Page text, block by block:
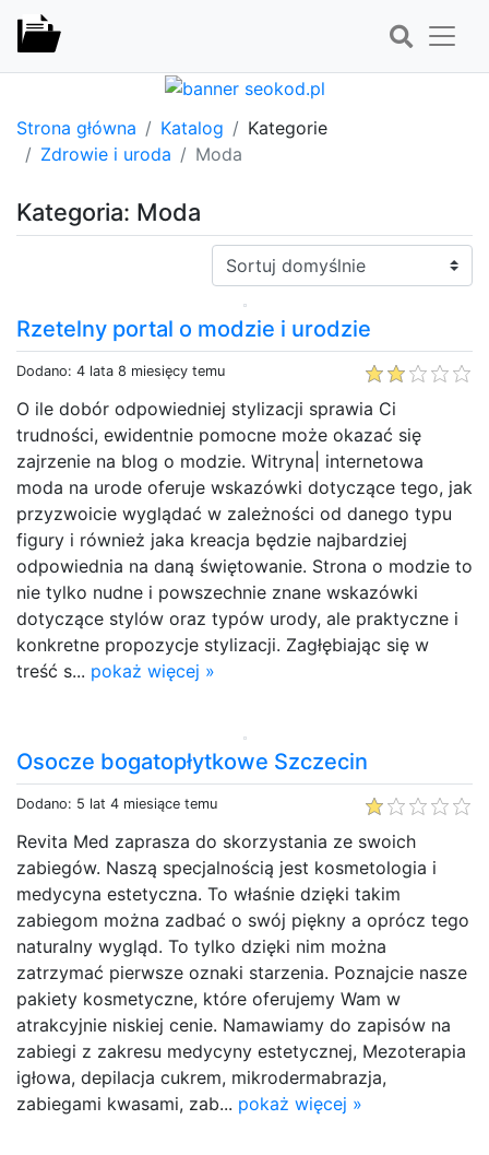
Strona główna Katalog
Kategorie
Zdrowie i uroda
Moda
Kategoria: Moda
Sortuj:
Rzetelny portal o modzie i urodzie
Dodano: 4 lata 8 miesięcy temu
O ile dobór odpowiedniej stylizacji sprawia Ci
trudności, ewidentnie pomocne może okazać się
zajrzenie na blog o modzie. Witryna| internetowa
moda na urode oferuje wskazówki dotyczące tego, jak
przyzwoicie wyglądać w zależności od danego typu
figury i również jaka kreacja będzie najbardziej
odpowiednia na daną świętowanie. Strona o modzie to
nie tylko nudne i powszechnie znane wskazówki
dotyczące stylów oraz typów urody, ale praktyczne i
konkretne propozycje stylizacji. Zagłębiając się w
treść s... pokaż więcej »
Osocze bogatopłytkowe Szczecin
Dodano: 5 lat 4 miesiące temu
Revita Med zaprasza do skorzystania ze swoich
zabiegów. Naszą specjalnością jest kosmetologia i
medycyna estetyczna. To właśnie dzięki takim
zabiegom można zadbać o swój piękny a oprócz tego
naturalny wygląd. To tylko dzięki nim można
zatrzymać pierwsze oznaki starzenia. Poznajcie nasze
pakiety kosmetyczne, które oferujemy Wam w
atrakcyjnie niskiej cenie. Namawiamy do zapisów na
zabiegi z zakresu medycyny estetycznej, Mezoterapia
igłowa, depilacja cukrem, mikrodermabrazja,
zabiegami kwasami, zab... pokaż więcej »